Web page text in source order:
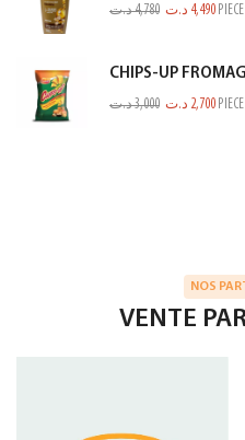
4,780د.ت 4,490 د.ت PIECE
CHIPS-UP
3,000د.ت 2,700 د.ت PIECE
NOS
VENTE